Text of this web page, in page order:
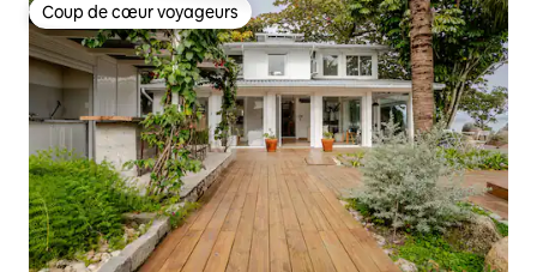
Coup de cœur voyageurs
Coup de cœur voyageurs